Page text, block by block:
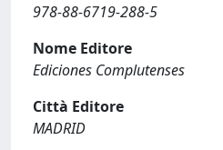
978-88-6719-288-5
Nome Editore
Ediciones Complutenses
Città Editore
MADRID